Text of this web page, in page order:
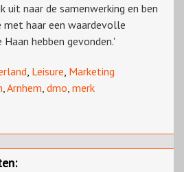
uit naar de samenwerking en ben
haar een waardevolle
hebben gevonden.'
, Leisure, Marketing
,Arnhem, dmo, merk